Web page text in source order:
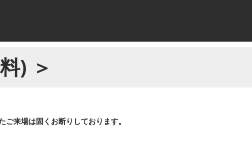
) ＞
来場は固くお断りしております。